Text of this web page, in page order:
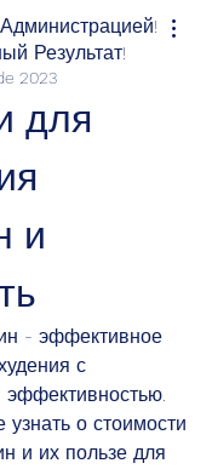
Результат!
2023
для
и
- эффективное
с
о стоимости
и их пользе для